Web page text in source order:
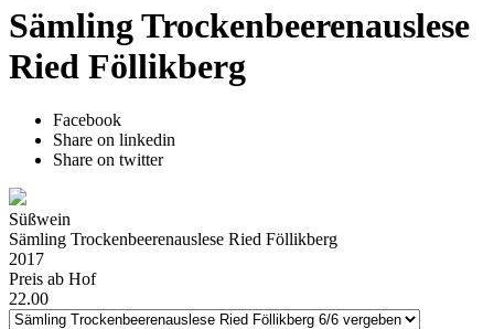
Sämling Trockenbeerenauslese
Ried Föllikberg
Facebook
Share on linkedin
Share on twitter
Süßwein
Sämling Trockenbeerenauslese Ried Föllikberg
2017
Preis ab Hof
22.00